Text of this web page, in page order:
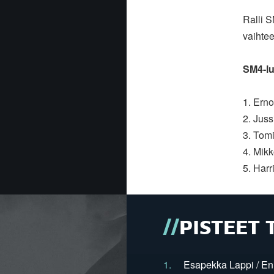
Ralli
SM4-
1.
2.
3.
4.
5.
PISTEET
1. Esapekka Lappi /